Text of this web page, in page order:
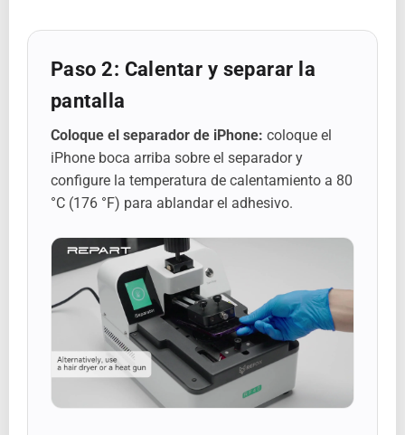
Paso 2: Calentar y separar la
pantalla
Coloque el separador de iPhone: coloque el
iPhone boca arriba sobre el separador y
configure la temperatura de calentamiento a 80
°C (176 °F) para ablandar el adhesivo.